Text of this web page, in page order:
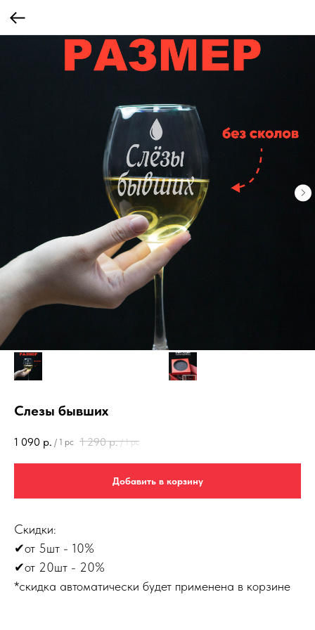
Слезы бывших
1 090 р. / 1 pc 1 290 р. / 1 pc
Добавить в корзину
Скидки:
✔от 5шт - 10%
✔от 20шт - 20%
*скидка автоматически будет применена в корзине